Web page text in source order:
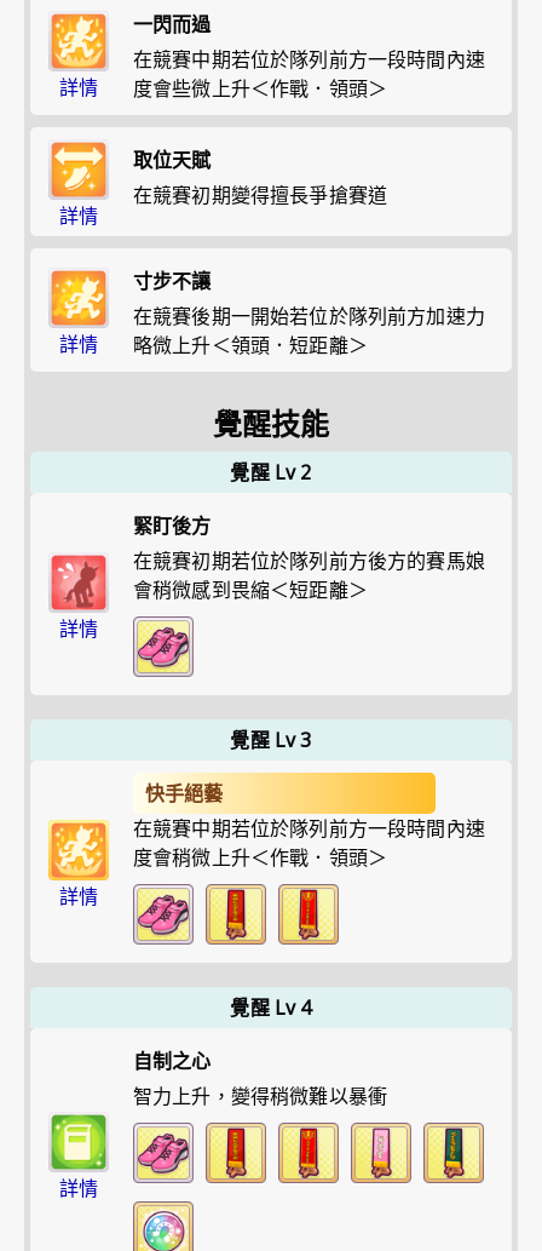
詳情
一閃而過
在競賽中期若位於隊列前方一段時間內速
度會些微上升＜作戰．領頭＞
詳情
取位天賦
在競賽初期變得擅長爭搶賽道
詳情
寸步不讓
在競賽後期一開始若位於隊列前方加速力
略微上升＜領頭．短距離＞
覺醒技能
覺醒 Lv 2
詳情
緊盯後方
在競賽初期若位於隊列前方後方的賽馬娘
會稍微感到畏縮＜短距離＞
覺醒 Lv 3
詳情
快手絕藝
在競賽中期若位於隊列前方一段時間內速
度會稍微上升＜作戰．領頭＞
覺醒 Lv 4
詳情
自制之心
智力上升，變得稍微難以暴衝